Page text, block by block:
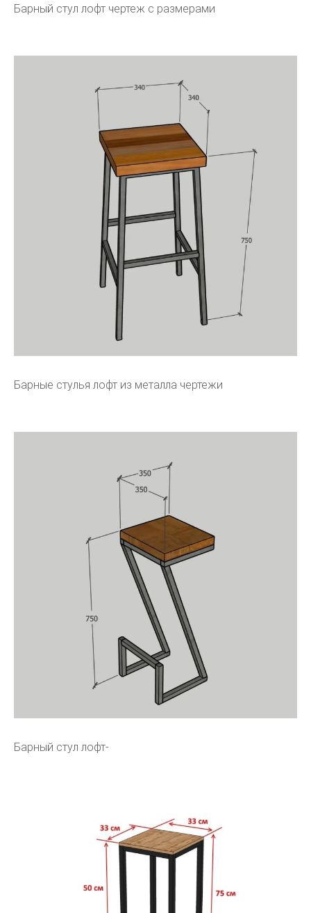
Барный стул лофт чертеж с размерами
Барные стулья лофт из металла чертежи
Барный стул лофт-